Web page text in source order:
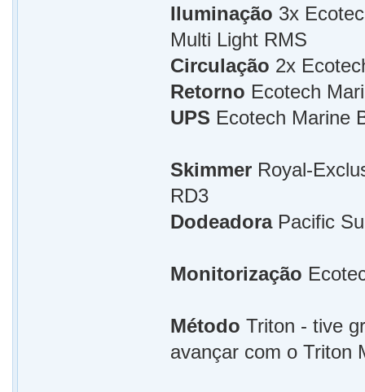
Iluminação 3x
Multi Light RMS
Circulação 2x
Retorno Ecotech
UPS Ecotech Marine
Skimmer Royal-
RD3
DodeadoraPacific
Monitorização
Método Triton - tive
avançar com o Triton